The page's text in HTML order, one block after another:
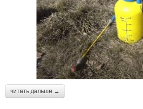
читать дальше →